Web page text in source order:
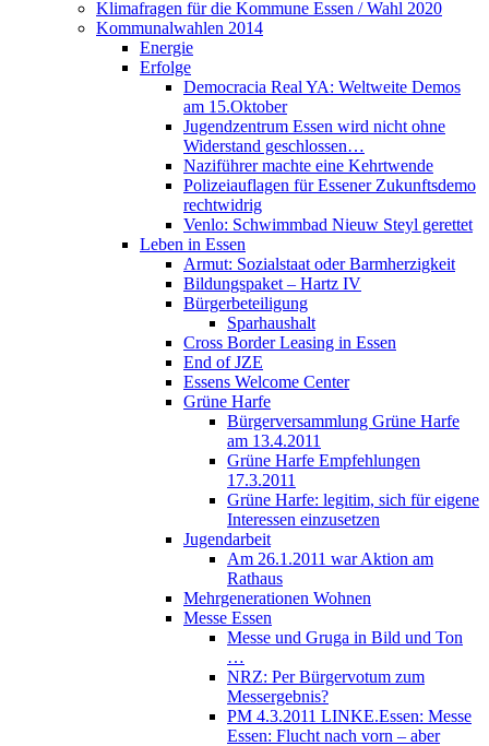
Klimafragen für die Kommune Essen / Wahl 2020
Kommunalwahlen 2014
Energie
Erfolge
Democracia Real YA: Weltweite Demos
am 15.Oktober
Jugendzentrum Essen wird nicht ohne
Widerstand geschlossen…
Naziführer machte eine Kehrtwende
Polizeiauflagen für Essener Zukunftsdemo
rechtwidrig
Venlo: Schwimmbad Nieuw Steyl gerettet
Leben in Essen
Armut: Sozialstaat oder Barmherzigkeit
Bildungspaket – Hartz IV
Bürgerbeteiligung
Sparhaushalt
Cross Border Leasing in Essen
End of JZE
Essens Welcome Center
Grüne Harfe
Bürgerversammlung Grüne Harfe
am 13.4.2011
Grüne Harfe Empfehlungen
17.3.2011
Grüne Harfe: legitim, sich für eigene
Interessen einzusetzen
Jugendarbeit
Am 26.1.2011 war Aktion am
Rathaus
Mehrgenerationen Wohnen
Messe Essen
Messe und Gruga in Bild und Ton
…
NRZ: Per Bürgervotum zum
Messergebnis?
PM 4.3.2011 LINKE.Essen: Messe
Essen: Flucht nach vorn – aber